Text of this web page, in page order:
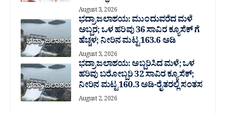
August 3, 2026
ಭದ್ರಾ ಜಲಾಶಯ: ಮುಂದುವರೆದ ಮಳೆ
ಅಬ್ಬರ; ಒಳ ಹರಿವು 36 ಸಾವಿರ‌ ಕ್ಯೂಸೆಕ್ ಗೆ
ಹೆಚ್ಚಳ; ನೀರಿನ ಮಟ್ಟ 163.6 ಅಡಿ
August 3, 2026
ಭದ್ರಾ ಜಲಾಶಯ: ಅಬ್ಬರಿಸಿದ ಮಳೆ; ಒಳ
ಹರಿವು ಬರೋಬ್ಬರಿ 32 ಸಾವಿರ‌ ಕ್ಯೂಸೆಕ್;
ನೀರಿನ ಮಟ್ಟ 160.3 ಅಡಿ-ರೈತರಲ್ಲಿ ಸಂತಸ
August 2, 2026